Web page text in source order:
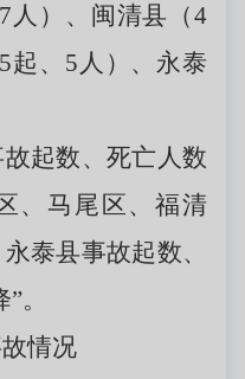
人）、闽清县（4
起、5人）、永泰
起数、死亡人数
、马尾区、福清
泰县事故起数、
。
情况